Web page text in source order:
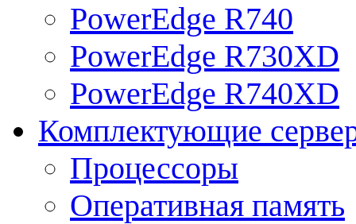
PowerEdge R740
PowerEdge R730XD
PowerEdge R740XD
Комплектующие
Процессоры
Оперативная память